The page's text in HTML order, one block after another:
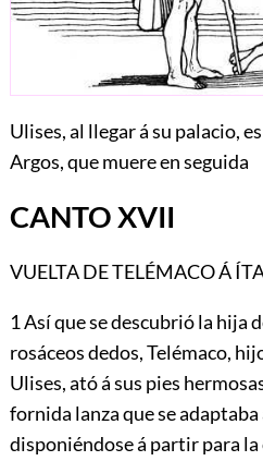
Ulises, al llegar á su palacio,
Argos, que muere en seguida
CANTO XVII
VUELTA DE TELÉMACO Á
1Así que se descubrió la hija
rosáceos dedos, Telémaco,
Ulises, ató á sus pies
fornida lanza que se adaptaba
disponiéndose á partir para